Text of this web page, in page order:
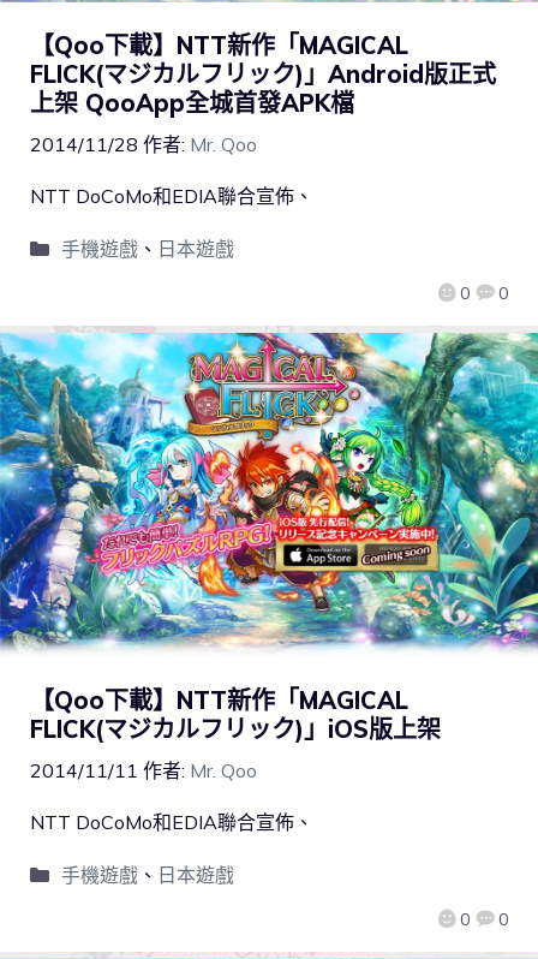
【Qoo下載】NTT新作「MAGICAL
FLICK(マジカルフリック)」Android版正式
上架 QooApp全城首發APK檔
2014/11/28 作者: Mr. Qoo
0 0
NTT DoCoMo和EDIA聯合宣佈、
手機遊戲、 日本遊戲
【Qoo下載】NTT新作「MAGICAL
FLICK(マジカルフリック)」iOS版上架
2014/11/11 作者: Mr. Qoo
0 0
NTT DoCoMo和EDIA聯合宣佈、
手機遊戲、 日本遊戲